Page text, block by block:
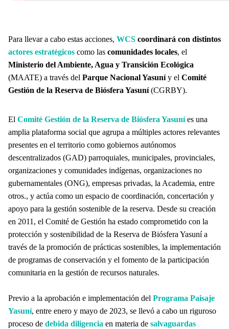
Para llevar a cabo estas acciones, WCS coordinará con distintos
actores estratégicos como las comunidades locales, el
Ministerio del Ambiente, Agua y Transición Ecológica
(MAATE) a través del Parque Nacional Yasuníy el Comité
Gestión de la Reserva de Biósfera Yasuní(CGRBY).
El Comité Gestión de la Reserva de Biósfera Yasuníes una
amplia plataforma social que agrupa a múltiples actores relevantes
presentes en el territorio como gobiernos autónomos
descentralizados (GAD) parroquiales, municipales, provinciales,
organizaciones y comunidades indígenas, organizaciones no
gubernamentales (ONG), empresas privadas, la Academia, entre
otros., y actúa como un espacio de coordinación, concertación y
apoyo para la gestión sostenible de la reserva. Desde su creación
en 2011, el Comité de Gestión ha estado comprometido con la
protección y sostenibilidad de la Reserva de Biósfera Yasuní a
través de la promoción de prácticas sostenibles, la implementación
de programas de conservación y el fomento de la participación
comunitaria en la gestión de recursos naturales.
Previo a la aprobación e implementación del Programa Paisaje
Yasuní, entre enero y mayo de 2023, se llevó a cabo un riguroso
proceso de debida diligencia en materia de salvaguardas